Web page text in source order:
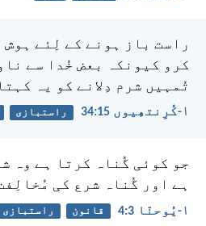
راست باز ہونے کے لِئے ہوش
کرو کیونکہ بعض خُدا سے
تُمہیں شرم دِلانے کو یہ
۱-کُرِنتھِیوں 15:‏34 راستبازی
جو کوئی گُناہ کرتا ہے وہ
ہے اور گُناہ شرع کی
۱-یُوحنّا 3:‏4 قانون راستبازی